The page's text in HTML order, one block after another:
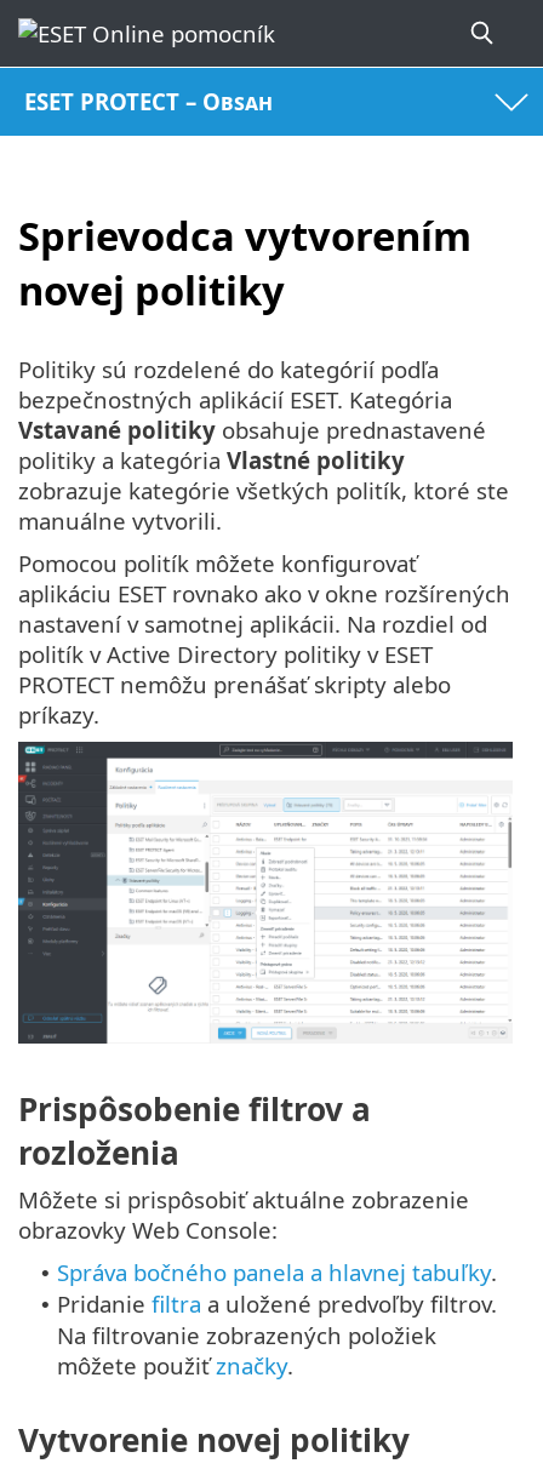
ESET PROTECT – Obsah
Sprievodca vytvorením
novej politiky
Politiky sú rozdelené do kategórií podľa
bezpečnostných aplikácií ESET. Kategória
Vstavané politiky obsahuje prednastavené
politiky a kategória Vlastné politiky
zobrazuje kategórie všetkých politík, ktoré ste
manuálne vytvorili.
Pomocou politík môžete konfigurovať
aplikáciu ESET rovnako ako v okne rozšírených
nastavení v samotnej aplikácii. Na rozdiel od
politík v Active Directory politiky v ESET
PROTECT nemôžu prenášať skripty alebo
príkazy.
Prispôsobenie filtrov a
rozloženia
Môžete si prispôsobiť aktuálne zobrazenie
obrazovky Web Console:
• Správa bočného panela a hlavnej tabuľky.
• Pridanie filtra a uložené predvoľby filtrov.
Na filtrovanie zobrazených položiek
môžete použiťznačky.
Vytvorenie novej politiky